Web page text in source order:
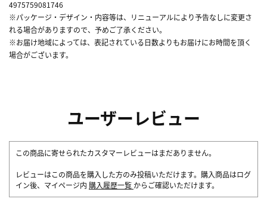
4975759081746
※パッケージ・デザイン・内容等は、リニューアルにより予告なしに変更さ
れる場合がありますので、予めご了承ください。
※お届け地域によっては、表記されている日数よりもお届けにお時間を頂く
場合がございます。
ユーザーレビュー
この商品に寄せられたカスタマーレビューはまだありません。
レビューはこの商品を購入した方のみ投稿いただけます。購入商品はログ
イン後、マイページ内 購入履歴一覧 からご確認いただけます。